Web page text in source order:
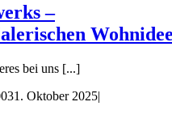
–
bei uns [...]
31. Oktober 2025|